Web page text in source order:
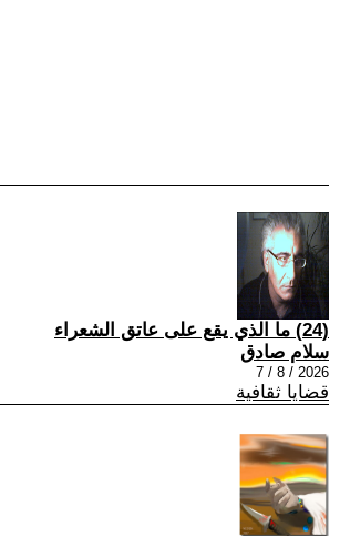
(24) ما الذي يقع على عاتق الشعراء
سلام صادق
2026 / 8 / 7
قضايا ثقافية